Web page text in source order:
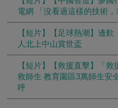
電網 「沒看過這樣的技術，
【短片】【足球熱潮】邊
人北上中山賞世盃
【短片】【救援直擊】「
救師生 教育園區3萬師生安
呼